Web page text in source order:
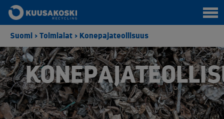
Suomi > Toimialat > Konepajateollisuus